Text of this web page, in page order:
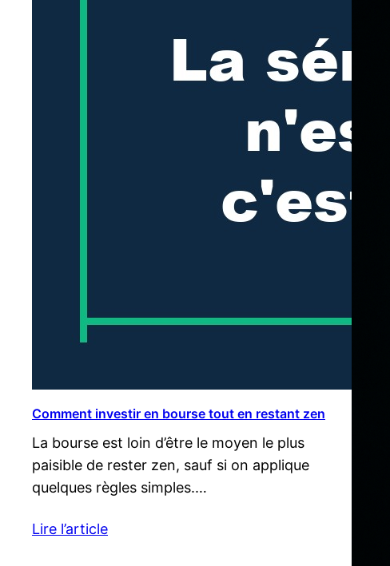
Comment investir en bourse tout en restant zen
La bourse est loin d’être le moyen le plus
paisible de rester zen, sauf si on applique
quelques règles simples.…
Lire l’article